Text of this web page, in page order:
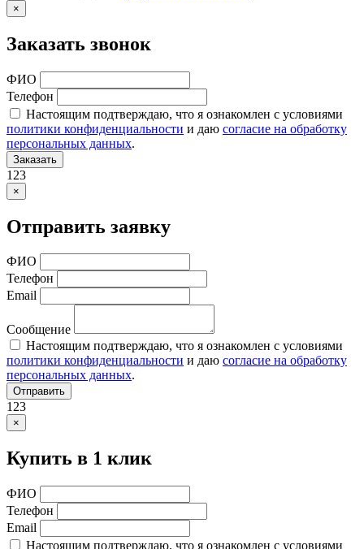
×
Заказать звонок
ФИО
Телефон
Настоящим подтверждаю, что я ознакомлен с условиями
политики конфиденциальности и даю согласие на обработку
персональных данных.
Заказать
123
×
Отправить заявку
ФИО
Телефон
Email
Сообщение
Настоящим подтверждаю, что я ознакомлен с условиями
политики конфиденциальности и даю согласие на обработку
персональных данных.
Отправить
123
×
Купить в 1 клик
ФИО
Телефон
Email
Настоящим подтверждаю, что я ознакомлен с условиями